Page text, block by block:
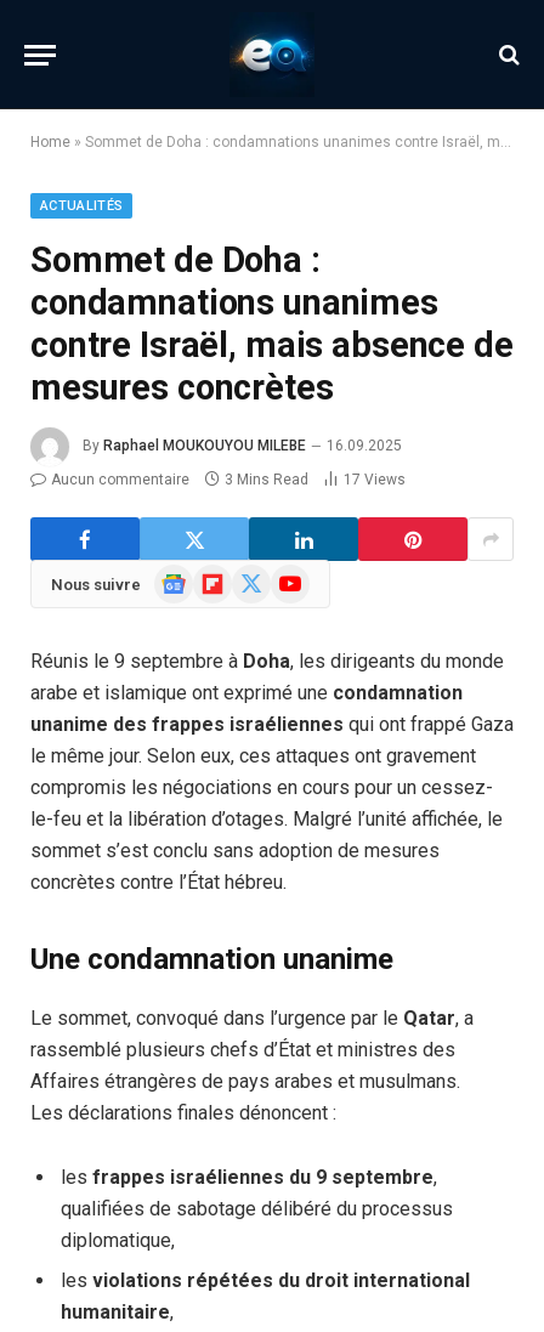
Home » Sommet de Doha : condamnations unanimes contre Israël, mais absence de mesures concrètes
ACTUALITÉS
Sommet de Doha :
condamnations unanimes
contre Israël, mais absence de
mesures concrètes
By Raphael MOUKOUYOU MILEBE
16.09.2025
Aucun commentaire
3 Mins Read 17 Views
Nous suivre
GoogleFlipboard YouTube
Réunis le 9 septembre à Doha, les dirigeants du monde
arabe et islamique ont exprimé une condamnation
unanime des frappes israéliennes qui ont frappé Gaza
le même jour. Selon eux, ces attaques ont gravement
compromis les négociations en cours pour un cessez-
le-feu et la libération d’otages. Malgré l’unité affichée, le
sommet s’est conclu sans adoption de mesures
concrètes contre l’État hébreu.
Une condamnation unanime
Le sommet, convoqué dans l’urgence par le Qatar, a
rassemblé plusieurs chefs d’État et ministres des
Affaires étrangères de pays arabes et musulmans.
Les déclarations finales dénoncent :
les frappes israéliennes du 9 septembre,
qualifiées de sabotage délibéré du processus
diplomatique,
les violations répétées du droit international
humanitaire,